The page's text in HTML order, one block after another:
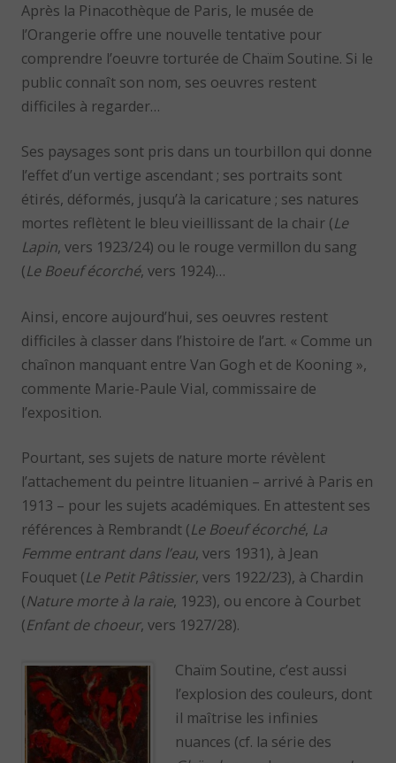
Après la Pinacothèque de Paris, le musée de
l’Orangerie offre une nouvelle tentative pour
comprendre l’oeuvre torturée de Chaïm Soutine. Si le
public connaît son nom, ses oeuvres restent
difficiles à regarder…
Ses paysages sont pris dans un tourbillon qui donne
l’effet d’un vertige ascendant ; ses portraits sont
étirés, déformés, jusqu’à la caricature ; ses natures
mortes reflètent le bleu vieillissant de la chair (Le
Lapin, vers 1923/24) ou le rouge vermillon du sang
(Le Boeuf écorché, vers 1924)…
Ainsi, encore aujourd’hui, ses oeuvres restent
difficiles à classer dans l’histoire de l’art. « Comme un
chaînon manquant entre Van Gogh et de Kooning »,
commente Marie-Paule Vial, commissaire de
l’exposition.
Pourtant, ses sujets de nature morte révèlent
l’attachement du peintre lituanien – arrivé à Paris en
1913 – pour les sujets académiques. En attestent ses
références à Rembrandt (Le Boeuf écorché, La
Femme entrant dans l’eau, vers 1931), à Jean
Fouquet (Le Petit Pâtissier, vers 1922/23), à Chardin
(Nature morte à la raie, 1923), ou encore à Courbet
(Enfant de choeur, vers 1927/28).
Chaïm Soutine, c’est aussi
l’explosion des couleurs, dont
il maîtrise les infinies
nuances (cf. la série des